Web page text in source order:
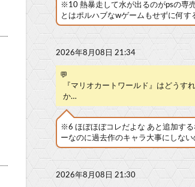
※10 熱暴走して水が出るのがpsの専
とはポルハブなwゲームもせずに何す
2026年8月08日 21:34
💬
『マリオカートワールド』はどうす
か…
※6 ほぼほぼコレだよな あと追加す
ーなのに過去作のキャラ大事にしない
2026年8月08日 21:30